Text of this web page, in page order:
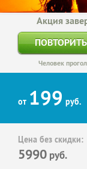
Акция
Человек
от 199 руб.
Цена без скидки:
5990 руб.